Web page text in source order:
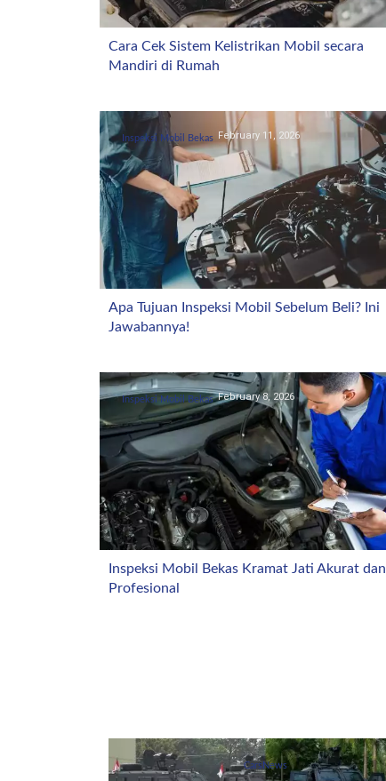
Cara Cek Sistem Kelistrikan Mobil secara
Mandiri di Rumah
Inspeksi Mobil Bekas February 11, 2026
Apa Tujuan Inspeksi Mobil Sebelum Beli? Ini
Jawabannya!
Inspeksi Mobil Bekas February 8, 2026
Inspeksi Mobil Bekas Kramat Jati Akurat dan
Profesional
CarsNews